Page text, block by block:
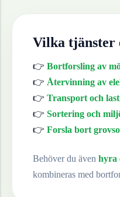
Vilka tjänster
👉 Bortforsling av
👉 Återvinning av
👉 Transport och
👉 Sortering och
👉 Forsla bort
Behöver du även hyra
kombineras med